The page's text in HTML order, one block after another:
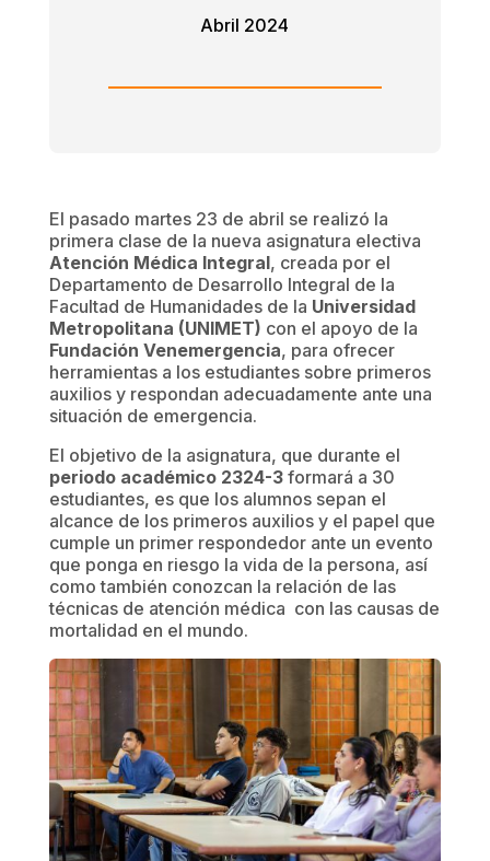
Abril 2024
El pasado martes 23 de abril se realizó la
primera clase de la nueva asignatura electiva
Atención Médica Integral, creada por el
Departamento de Desarrollo Integral de la
Facultad de Humanidades de la Universidad
Metropolitana (UNIMET) con el apoyo de la
Fundación Venemergencia, para ofrecer
herramientas a los estudiantes sobre primeros
auxilios y respondan adecuadamente ante una
situación de emergencia.
El objetivo de la asignatura, que durante el
periodo académico 2324-3formará a 30
estudiantes, es que los alumnos sepan el
alcance de los primeros auxilios y el papel que
cumple un primer respondedor ante un evento
que ponga en riesgo la vida de la persona, así
como también conozcan la relación de las
técnicas de atención médica con las causas de
mortalidad en el mundo.